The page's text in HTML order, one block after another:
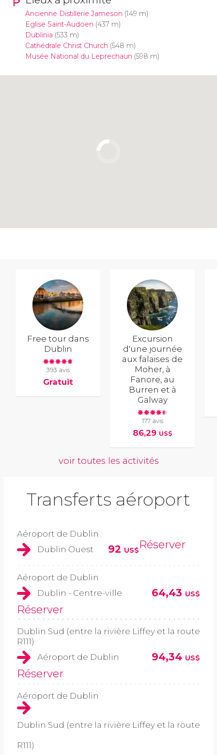
Ancienne Distillerie Jameson (149 m)
Eglise Saint-Audoen (437 m)
Dublinia (533 m)
Cathédrale Christ Church (548 m)
Musée National du Leprechaun (598 m)
Free tour dans
Dublin
393 avis
Gratuit
Excursion
d'une journée
aux falaises de
Moher, à
Fanore, au
Burren et à
Galway
177 avis
86,29 US$
voir toutes les activités
Transferts aéroport
Aéroport de Dublin
Dublin Ouest
92 US$Réserver
Aéroport de Dublin
Dublin - Centre-ville
64,43 US$
Réserver
Dublin Sud (entre la rivière Liffey et la route
R111)
Aéroport de Dublin
94,34 US$
Réserver
Aéroport de Dublin
Dublin Sud (entre la rivière Liffey et la route
R111)